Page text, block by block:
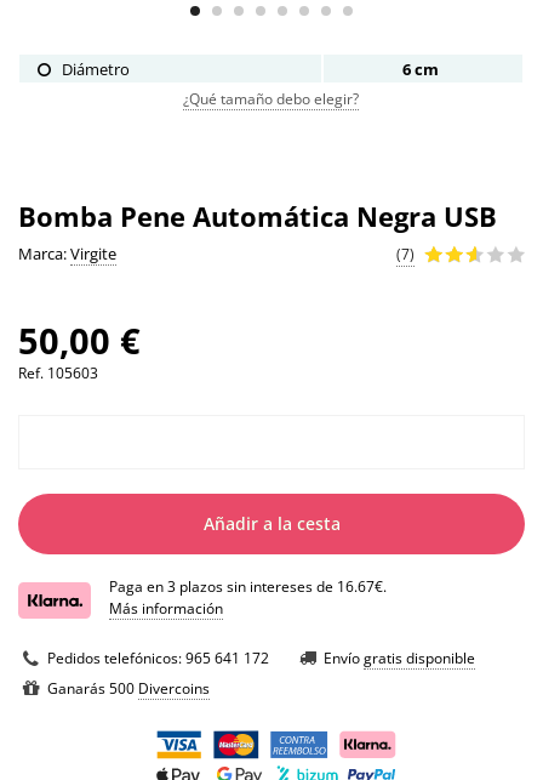
Diámetro 6 cm
¿Qué tamaño debo elegir?
Bomba Pene Automática Negra USB
Marca:Virgite (7)
50,00 €
Ref. 105603
Añadir a la cesta
Paga en 3 plazos sin intereses de 16.67€.
Más información
Pedidos telefónicos:965 641 172 Envíogratis disponible
Ganarás 500 Divercoins